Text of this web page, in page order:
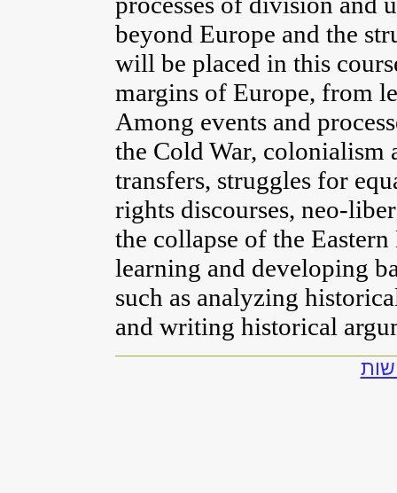
beyond Europe and the
will be placed in this
margins of Europe, from
Among events and
the Cold War,
transfers, struggles for
rights discourses, neo-
the collapse of the
learning and developing
such as analyzing
and writing historical